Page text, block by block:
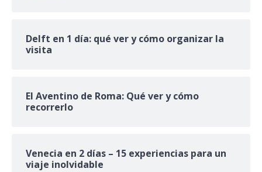
Delft en 1 día: qué ver y cómo organizar la
visita
El Aventino de Roma: Qué ver y cómo
recorrerlo
Venecia en 2 días – 15 experiencias para un
viaje inolvidable